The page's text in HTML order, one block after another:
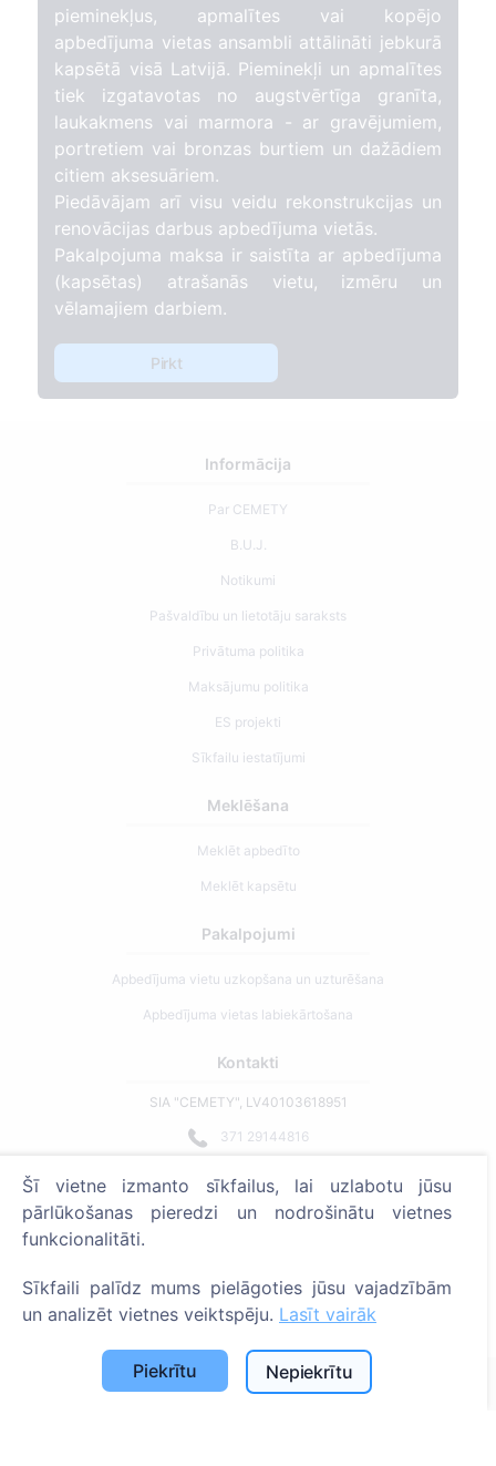
pieminekļus, apmalītes vai kopējo
apbedījuma vietas ansambli attālināti jebkurā
kapsētā visā Latvijā. Pieminekļi un apmalītes
tiek izgatavotas no augstvērtīga granīta,
laukakmens vai marmora - ar gravējumiem,
portretiem vai bronzas burtiem un dažādiem
citiem aksesuāriem.
Piedāvājam arī visu veidu rekonstrukcijas un
renovācijas darbus apbedījuma vietās.
Pakalpojuma maksa ir saistīta ar apbedījuma
(kapsētas) atrašanās vietu, izmēru un
vēlamajiem darbiem.
Pirkt
Informācija
Par CEMETY
B.U.J.
Notikumi
Pašvaldību un lietotāju saraksts
Privātuma politika
Maksājumu politika
ES projekti
Sīkfailu iestatījumi
Meklēšana
Meklēt apbedīto
Meklēt kapsētu
Pakalpojumi
Apbedījuma vietu uzkopšana un uzturēšana
Apbedījuma vietas labiekārtošana
Kontakti
SIA "CEMETY", LV40103618951
371 29144816
Strādājam visā Latvijā!
Administratoriem
© 2013 - 2026 Cemety Visas tiesības aizsargātas
Privātuma politika un noteikumi.
Šī vietne izmanto sīkfailus, lai uzlabotu jūsu
pārlūkošanas pieredzi un nodrošinātu vietnes
funkcionalitāti.
Sīkfaili palīdz mums pielāgoties jūsu vajadzībām
un analizēt vietnes veiktspēju. Lasīt vairāk
Piekrītu Nepiekrītu